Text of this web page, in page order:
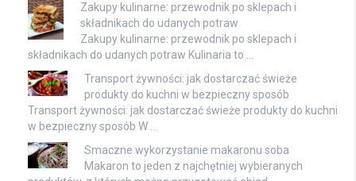
Zakupy kulinarne: przewodnik po sklepach i
składnikach do udanych potraw
Zakupy kulinarne: przewodnik po sklepach i
składnikach do udanych potraw Kulinaria to …
Transport żywności: jak dostarczać świeże
produkty do kuchni w bezpieczny sposób
Transport żywności: jak dostarczać świeże produkty do kuchni
w bezpieczny sposób W …
Smaczne wykorzystanie makaronu soba
Makaron to jeden z najchętniej wybieranych